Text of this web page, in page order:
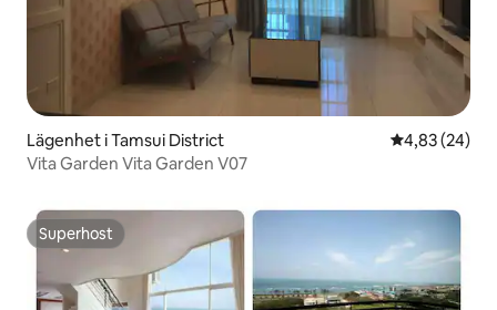
återställa, för att hitta rytmen i ditt
Lägenhet i Tamsui District 4,83 av 5 i
4,83 (24)
Vita Garden Vita Garden V07
Superhost
Superhost